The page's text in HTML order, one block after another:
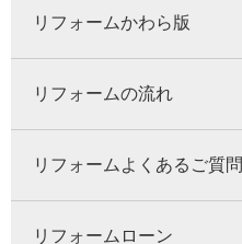
リフォームかわら版
リフォームの流れ
リフォームよくあるご質問
リフォームローン